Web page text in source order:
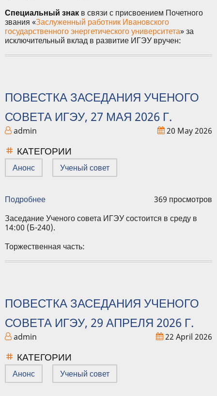
сотрудникам
университета
Специальный знак в связи с присвоением Почетного
звания «Заслуженный работник Ивановского
государственного энергетического университета» за
исключительный вклад в развитие ИГЭУ вручен:
ПОВЕСТКА ЗАСЕДАНИЯ УЧЕНОГО
СОВЕТА ИГЭУ, 27 МАЯ 2026 Г.
admin 20 May 2026
КАТЕГОРИИ
Анонс Ученый совет
Подробнее
заседания
Ученого
ИГЭУ,
мая
369 просмотров
Заседание Ученого совета ИГЭУ состоится в среду в
14:00 (Б-240).
Торжественная часть:
ПОВЕСТКА ЗАСЕДАНИЯ УЧЕНОГО
СОВЕТА ИГЭУ, 29 АПРЕЛЯ 2026 Г.
admin 22 April 2026
КАТЕГОРИИ
Анонс Ученый совет